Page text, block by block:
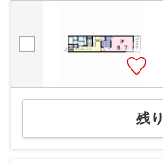
残り